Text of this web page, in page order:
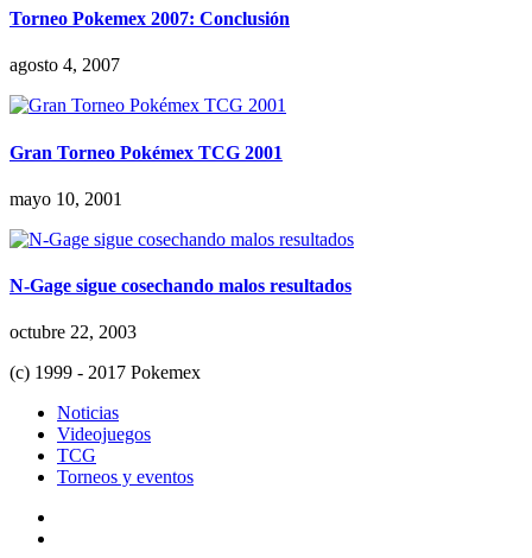
Torneo Pokemex 2007: Conclusión
agosto 4, 2007
Gran Torneo Pokémex TCG 2001
mayo 10, 2001
N-Gage sigue cosechando malos resultados
octubre 22, 2003
(c) 1999 - 2017 Pokemex
Noticias
Videojuegos
TCG
Torneos y eventos